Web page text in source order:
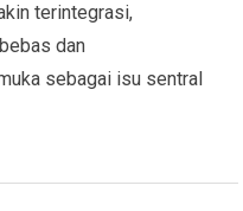
terintegrasi,
dan
sebagai isu sentral